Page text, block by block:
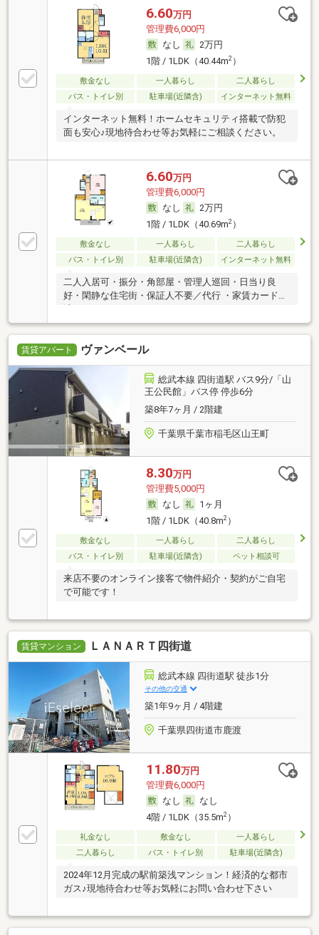
6.60万円
管理費6,000円
なし
2万円
1階 / 1LDK（40.44m2）
敷金なし 一人暮らし
二人暮らし
バス・トイレ別
駐車場(近隣含) インターネット無料
インターネット無料！ホームセキュリティ搭載で防犯
面も安心♪現地待合わせ等お気軽にご相談ください。
6.60万円
管理費6,000円
なし
2万円
1階 / 1LDK（40.69m2）
敷金なし 一人暮らし
二人暮らし
バス・トイレ別
駐車場(近隣含) インターネット無料
二人入居可・振分・角部屋・管理人巡回・日当り良
好・閑静な住宅街・保証人不要／代行 ・家賃カード決
賃貸アパート ヴァンベール
総武本線 四街道駅 バス9分/「山
王公民館」バス停 停歩6分
築8年7ヶ月 / 2階建
千葉県千葉市稲毛区山王町
8.30万円
管理費5,000円
なし
1ヶ月
1階 / 1LDK（40.8m2）
敷金なし 一人暮らし
二人暮らし
バス・トイレ別
駐車場(近隣含) ペット相談可
来店不要のオンライン接客で物件紹介・契約がご自宅
で可能です！
賃貸マンション ＬＡＮＡＲＴ四街道
総武本線 四街道駅 徒歩1分
その他の交通
築1年9ヶ月 / 4階建
千葉県四街道市鹿渡
11.80万円
管理費6,000円
なし
なし
4階 / 1LDK（35.5m2）
礼金なし 敷金なし
一人暮らし
二人暮らし
バス・トイレ別 駐車場(近隣含)
2024年12月完成の駅前築浅マンション！経済的な都市
ガス♪現地待合わせ等お気軽にお問い合わせ下さい